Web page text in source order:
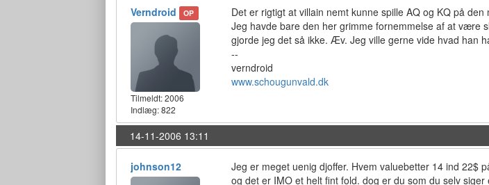
Verndroid OP
Tilmeldt:2006
Indlæg: 822
Det er rigtigt at villain nemt kunne spille AQ og KQ på
Jeg havde bare den her grimme fornemmelse af at være
gjorde jeg det så ikke. Æv. Jeg ville gerne vide hvad han
--
verndroid
www.schougunvald.dk
14-11-2006 13:11
johnson12
Jeg er meget uenig djoffer. Hvem valuebetter 14 ind 22$
og det er IMO et helt fint fold. dog er du som du selv siger